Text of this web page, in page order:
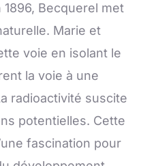
1896, Becquerel met
Marie et
voie en isolant le
la voie à une
radioactivité suscite
potentielles. Cette
fascination pour